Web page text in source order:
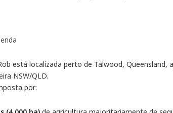
está localizada perto de Talwood,
NSW/QLD.
por: